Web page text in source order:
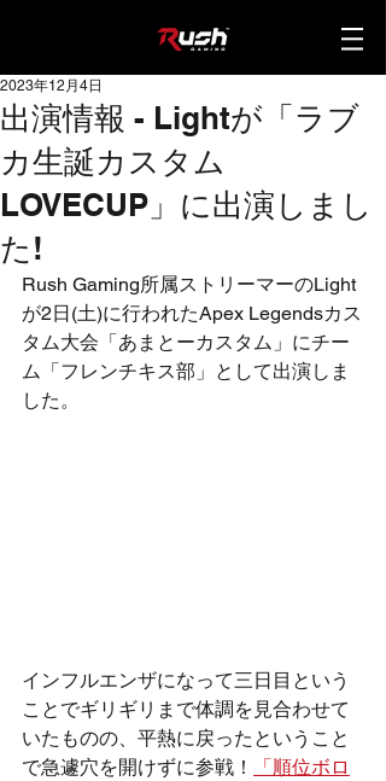
出演情報 - Lightが「ラブ
カ生誕カスタム
LOVECUP」に出演しまし
た!
2023年12月4日
Rush Gaming所属ストリーマーのLight
が2日(土)に行われたApex Legendsカス
タム大会「あまとーカスタム」にチー
ム「フレンチキス部」として出演しま
した。
インフルエンザになって三日目という
ことでギリギリまで体調を見合わせて
いたものの、平熱に戻ったということ
で急遽穴を開けずに参戦！
「順位ボロ